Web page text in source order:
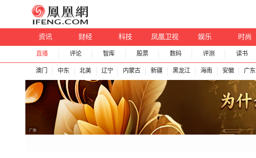
资讯 财经 科技 凤凰卫视 娱乐 时尚
直播 评论 智库 股票 数码 评测 读书
澳门 中东 北美 辽宁 内蒙古 新疆 黑龙江 海南 安徽 广东